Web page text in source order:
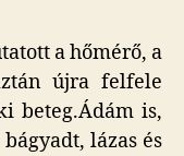
a hőmérő, a
újra felfele
beteg.Ádám is,
lázas és